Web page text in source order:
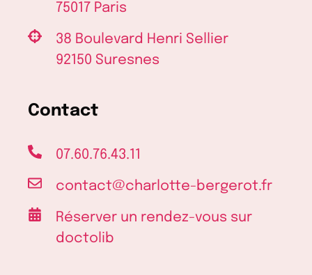
75017 Paris
38 Boulevard Henri Sellier
92150 Suresnes
Contact
07.60.76.43.11
contact@charlotte-bergerot.fr
Réserver un rendez-vous sur
doctolib